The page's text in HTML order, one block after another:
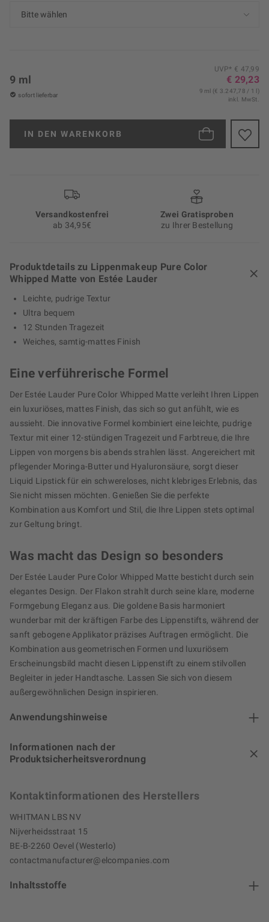
UVP* € 47,99
€ 29,23
9 ml
sofort lieferbar
9 ml (€ 3.247,78 / 1 l)
inkl. MwSt.
IN DEN WARENKORB
Versand­kosten­frei
ab 34,95€
Zwei Gratisproben
zu Ihrer Bestellung
Produktdetails zu Lippenmakeup Pure Color
Whipped Matte von Estée Lauder
Leichte, pudrige Textur
Ultra bequem
12 Stunden Tragezeit
Weiches, samtig-mattes Finish
Eine verführerische Formel
Der Estée Lauder Pure Color Whipped Matte verleiht Ihren Lippen
ein luxuriöses, mattes Finish, das sich so gut anfühlt, wie es
aussieht. Die innovative Formel kombiniert eine leichte, pudrige
Textur mit einer 12-stündigen Tragezeit und Farbtreue, die Ihre
Lippen von morgens bis abends strahlen lässt. Angereichert mit
pflegender Moringa-Butter und Hyaluronsäure, sorgt dieser
Liquid Lipstick für ein schwereloses, nicht klebriges Erlebnis, das
Sie nicht missen möchten. Genießen Sie die perfekte
Kombination aus Komfort und Stil, die Ihre Lippen stets optimal
zur Geltung bringt.
Was macht das Design so besonders
Der Estée Lauder Pure Color Whipped Matte besticht durch sein
elegantes Design. Der Flakon strahlt durch seine klare, moderne
Formgebung Eleganz aus. Die goldene Basis harmoniert
wunderbar mit der kräftigen Farbe des Lippenstifts, während der
sanft gebogene Applikator präzises Auftragen ermöglicht. Die
Kombination aus geometrischen Formen und luxuriösem
Erscheinungsbild macht diesen Lippenstift zu einem stilvollen
Begleiter in jeder Handtasche. Lassen Sie sich von diesem
außergewöhnlichen Design inspirieren.
Anwendungshinweise
Informationen nach der
Produktsicherheitsverordnung
Kontaktinformationen des Herstellers
WHITMAN LBS NV
Nijverheidsstraat 15
BE-B-2260 Oevel (Westerlo)
contactmanufacturer@elcompanies.com
Inhaltsstoffe